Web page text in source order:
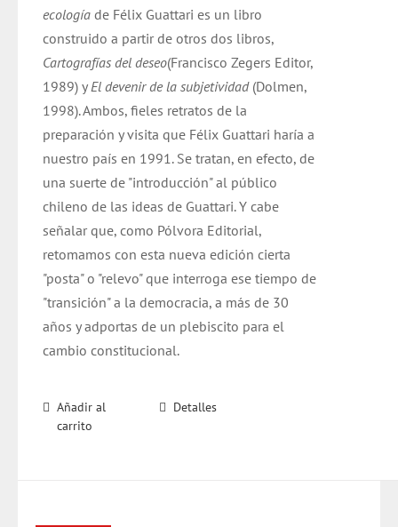
ecología de Félix Guattari es un libro
construido a partir de otros dos libros,
Cartografías del deseo(Francisco Zegers Editor,
1989) yEl devenir de la subjetividad(Dolmen,
1998). Ambos, fieles retratos de la
preparación y visita que Félix Guattari haría a
nuestro país en 1991. Se tratan, en efecto, de
una suerte de "introducción" al público
chileno de las ideas de Guattari. Y cabe
señalar que, como Pólvora Editorial,
retomamos con esta nueva edición cierta
"posta" o "relevo" que interroga ese tiempo de
"transición" a la democracia, a más de 30
años y adportas de un plebiscito para el
cambio constitucional.
Añadir al
carrito
Detalles